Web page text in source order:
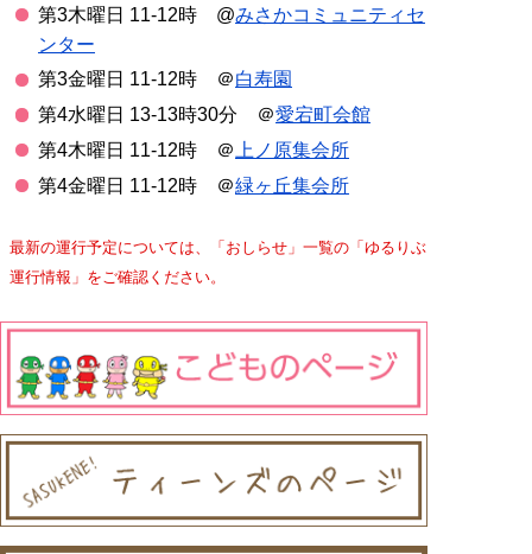
第3木曜日 11-12時 @みさかコミュニティセ
ンター
第3金曜日 11-12時 ＠白寿園
第4水曜日 13-13時30分 ＠愛宕町会館
第4木曜日 11-12時 ＠ 上ノ原集会所
第4金曜日 11-12時 ＠緑ヶ丘集会所
最新の運行予定については、「おしらせ」一覧の「ゆるりぶ
運行情報」をご確認ください。